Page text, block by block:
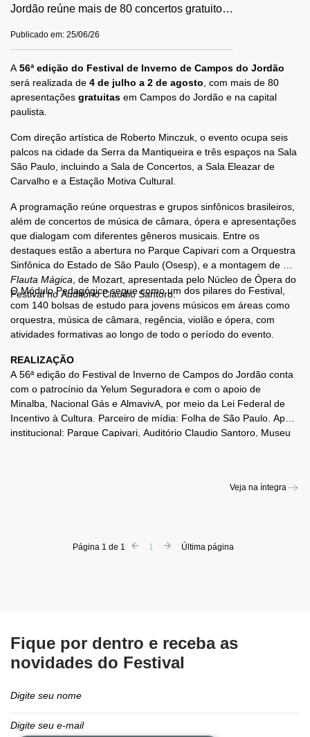
Jordão reúne mais de 80 concertos gratuitos
Publicado em: 25/06/26
A 56ª edição do Festival de Inverno de Campos do Jordão
será realizada de 4 de julho a 2 de agosto , com mais de 80
apresentações gratuitas em Campos do Jordão e na capital
paulista.
Com direção artística de Roberto Minczuk, o evento ocupa seis
palcos na cidade da Serra da Mantiqueira e três espaços na Sala
São Paulo, incluindo a Sala de Concertos, a Sala Eleazar de
Carvalho e a Estação Motiva Cultural.
A programação reúne orquestras e grupos sinfônicos brasileiros,
além de concertos de música de câmara, ópera e apresentações
que dialogam com diferentes gêneros musicais. Entre os
destaques estão a abertura no Parque Capivari com a Orquestra
Sinfônica do Estado de São Paulo (Osesp), e a montagem de
Flauta Mágica , de Mozart, apresentada pelo Núcleo de Ópera do
Festival no Auditório Claudio Santoro.
O Módulo Pedagógico segue como um dos pilares do Festival,
com 140 bolsas de estudo para jovens músicos em áreas como
orquestra, música de câmara, regência, violão e ópera, com
atividades formativas ao longo de todo o período do evento.
REALIZAÇÃO
A 56ª edição do Festival de Inverno de Campos do Jordão conta
com o patrocínio da Yelum Seguradora e com o apoio de
Minalba, Nacional Gás e AlmavivA, por meio da Lei Federal de
Incentivo à Cultura. Parceiro de mídia: Folha de São Paulo. Apoio
institucional: Parque Capivari, Auditório Claudio Santoro, Museu
Veja na íntegra
Página 1 de 1 1 Última página
Fique por dentro e receba as
novidades do Festival